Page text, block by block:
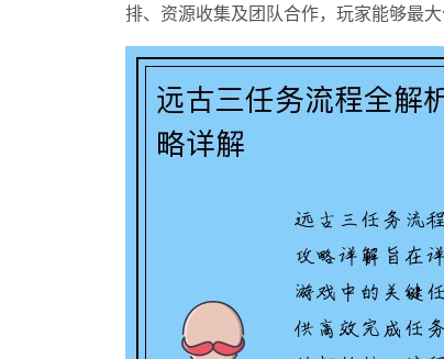
排、资源收集及团队合作，玩家能够最